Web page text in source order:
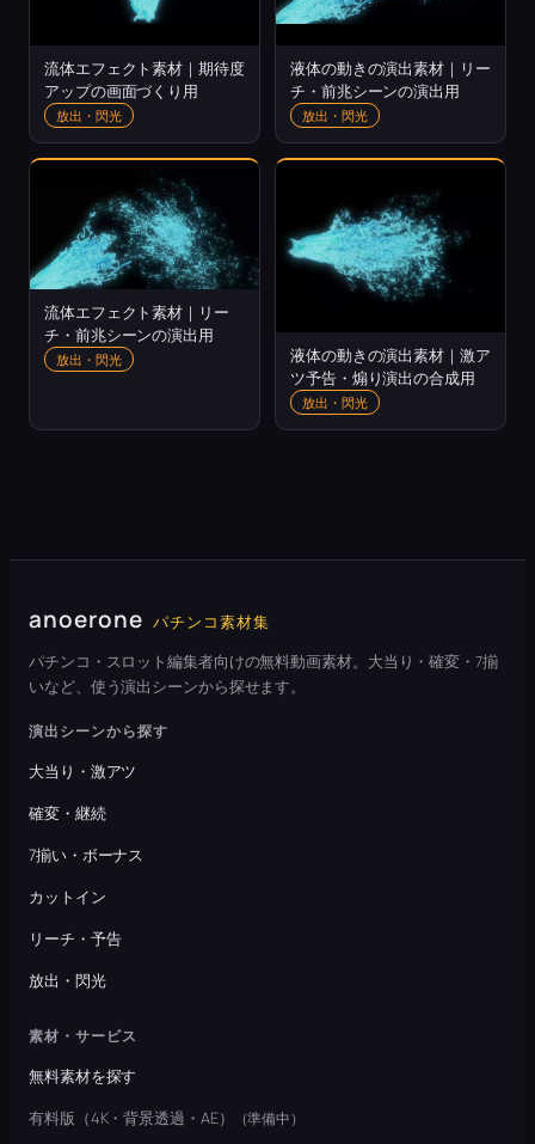
流体エフェクト素材｜期待度
アップの画面づくり用
放出・閃光
液体の動きの演出素材｜リー
チ・前兆シーンの演出用
放出・閃光
流体エフェクト素材｜リー
チ・前兆シーンの演出用
放出・閃光
液体の動きの演出素材｜激ア
ツ予告・煽り演出の合成用
放出・閃光
anoerone パチンコ素材集
パチンコ・スロット編集者向けの無料動画素材。大当り・確変・7揃
いなど、使う演出シーンから探せます。
演出シーンから探す
大当り・激アツ
確変・継続
7揃い・ボーナス
カットイン
リーチ・予告
放出・閃光
素材・サービス
無料素材を探す
有料版（4K・背景透過・AE）
（準備中）